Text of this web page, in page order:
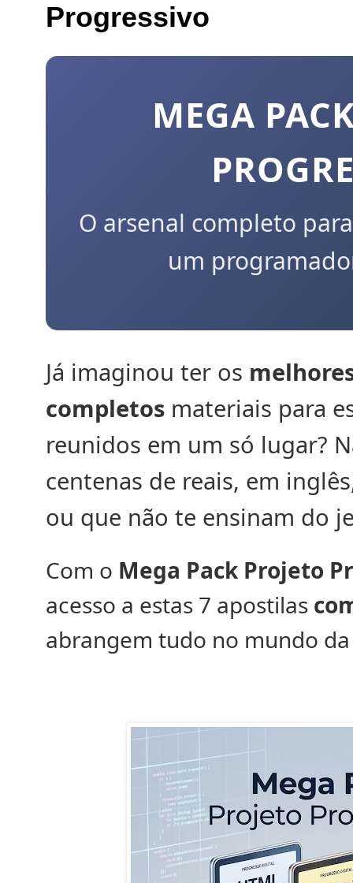
Progressivo
MEGA
O arsenal completo
um
Já imaginou ter os
completos materiais para
reunidos em um só lugar?
centenas de reais, em
ou que não te ensinam do
Com o Mega Pack Projeto
acesso a estas 7 apostilas
abrangem tudo no mundo